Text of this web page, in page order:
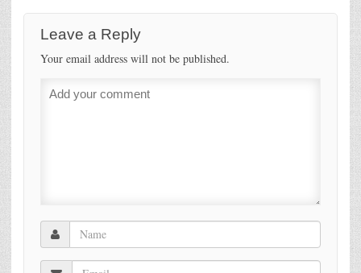
Leave a Reply
Your email address will not be published.